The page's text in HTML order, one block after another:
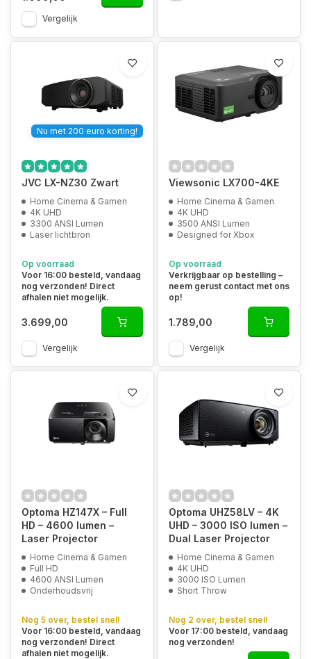
Vergelijk
Nu met 200 euro korting!
JVC LX-NZ30 Zwart
Home Cinema & Gamen
4K UHD
3300 ANSI Lumen
Laser lichtbron
Op voorraad
Voor 16:00 besteld, vandaag
nog verzonden! Direct
afhalen niet mogelijk.
3.699,00
Vergelijk
Viewsonic LX700-4KE
Home Cinema & Gamen
4K UHD
3500 ANSI Lumen
Designed for Xbox
Op voorraad
Verkrijgbaar op bestelling –
neem gerust contact met ons
op!
1.789,00
Vergelijk
Optoma HZ147X – Full
HD – 4600 lumen –
Laser Projector
Home Cinema & Gamen
Full HD
4600 ANSI Lumen
Onderhoudsvrij
Nog 5 over, bestel snel!
Voor 16:00 besteld, vandaag
nog verzonden! Direct
afhalen niet mogelijk.
Optoma UHZ58LV – 4K
UHD – 3000 ISO lumen –
Dual Laser Projector
Home Cinema & Gamen
4K UHD
3000 ISO Lumen
Short Throw
Nog 2 over, bestel snel!
Voor 17:00 besteld, vandaag
nog verzonden!